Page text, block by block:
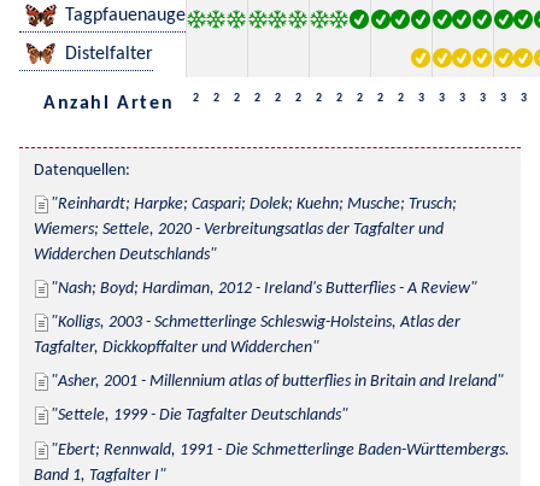
Tagpfauenauge
Distelfalter
Anzahl Arten 2 2 2 2 2 2 2 2 2 2 2 3 3 3 3 3 3
Datenquellen:
Reinhardt; Harpke; Caspari; Dolek; Kuehn; Musche; Trusch;
Wiemers; Settele, 2020 - Verbreitungsatlas der Tagfalter und
Widderchen Deutschlands
Nash; Boyd; Hardiman, 2012 - Ireland's Butterflies - A Review
Kolligs, 2003 - Schmetterlinge Schleswig-Holsteins, Atlas der
Tagfalter, Dickkopffalter und Widderchen
Asher, 2001 - Millennium atlas of butterflies in Britain and Ireland
Settele, 1999 - Die Tagfalter Deutschlands
Ebert; Rennwald, 1991 - Die Schmetterlinge Baden-Württembergs.
Band 1, Tagfalter I